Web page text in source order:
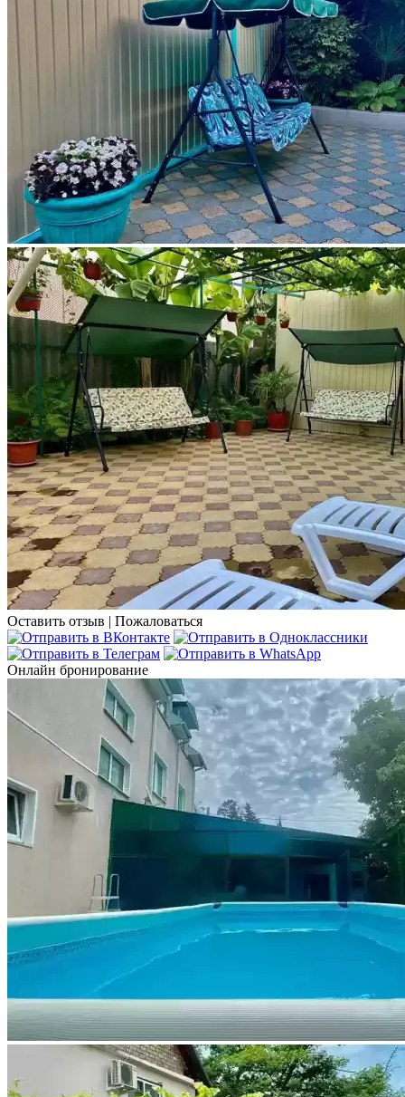
Оставить отзыв | Пожаловаться
Онлайн бронирование